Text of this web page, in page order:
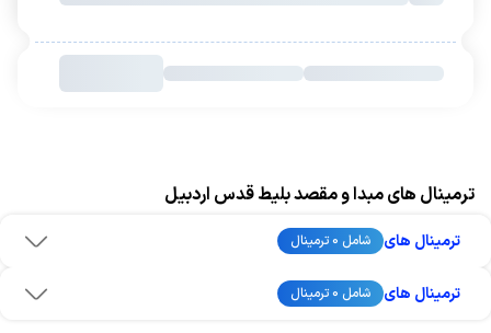
ترمینال های مبدا و مقصد بلیط قدس اردبیل
ترمینال های شامل 0 ترمینال
ترمینال های شامل 0 ترمینال